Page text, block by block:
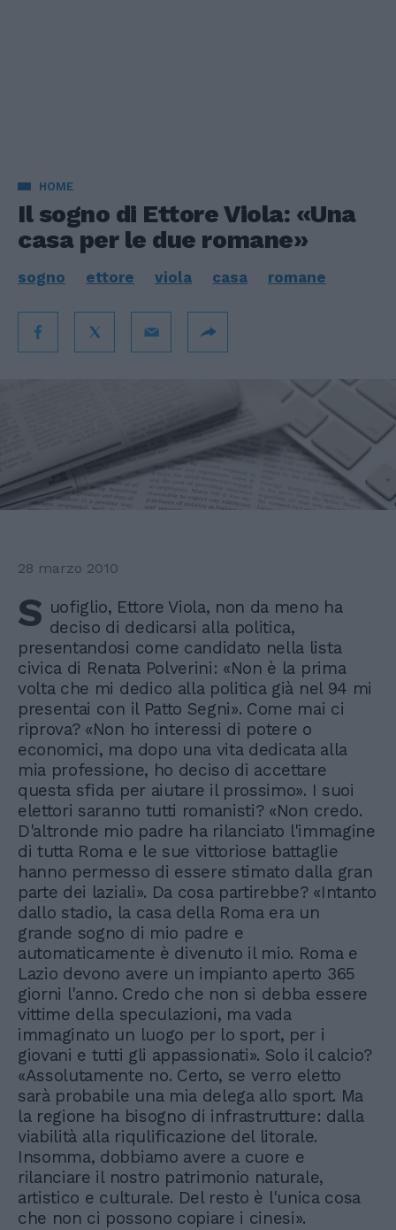
HOME
Il sogno di Ettore Viola: «Una
casa per le due romane»
sogno ettore viola casa romane
28 marzo 2010
S uofiglio, Ettore Viola, non da meno ha
deciso di dedicarsi alla politica,
presentandosi come candidato nella lista
civica di Renata Polverini: «Non è la prima
volta che mi dedico alla politica già nel 94 mi
presentai con il Patto Segni». Come mai ci
riprova? «Non ho interessi di potere o
economici, ma dopo una vita dedicata alla
mia professione, ho deciso di accettare
questa sfida per aiutare il prossimo». I suoi
elettori saranno tutti romanisti? «Non credo.
D'altronde mio padre ha rilanciato l'immagine
di tutta Roma e le sue vittoriose battaglie
hanno permesso di essere stimato dalla gran
parte dei laziali». Da cosa partirebbe? «Intanto
dallo stadio, la casa della Roma era un
grande sogno di mio padre e
automaticamente è divenuto il mio. Roma e
Lazio devono avere un impianto aperto 365
giorni l'anno. Credo che non si debba essere
vittime della speculazioni, ma vada
immaginato un luogo per lo sport, per i
giovani e tutti gli appassionati». Solo il calcio?
«Assolutamente no. Certo, se verro eletto
sarà probabile una mia delega allo sport. Ma
la regione ha bisogno di infrastrutture: dalla
viabilità alla riqulificazione del litorale.
Insomma, dobbiamo avere a cuore e
rilanciare il nostro patrimonio naturale,
artistico e culturale. Del resto è l'unica cosa
che non ci possono copiare i cinesi».